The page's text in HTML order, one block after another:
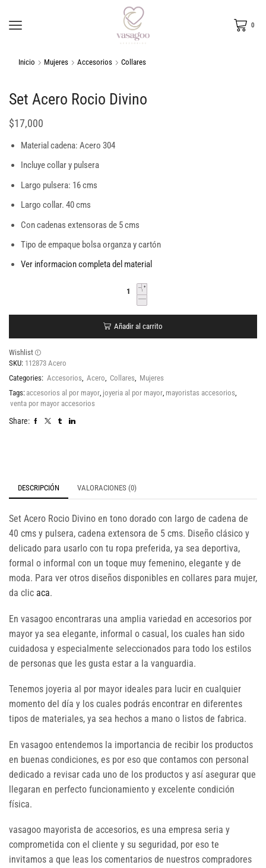
0
Inicio Mujeres Accesorios Collares
Set Acero Rocio Divino
$17,000
Material cadena: Acero 304
Incluye collar y pulsera
Largo pulsera: 16 cms
Largo collar. 40 cms
Con cadenas extensoras de 5 cms
Tipo de empaque bolsa organza y cartón
Ver informacion completa del material
Añadir al carrito
Wishlist
SKU: 112873 Acero
Categories: Accesorios Acero Collares Mujeres
Tags: accesorios al por mayor joyeria al por mayor mayoristas accesorios
venta por mayor accesorios
Share:
DESCRIPCIÓN VALORACIONES (0)
Set Acero Rocio Divino en tono dorado con largo de cadena de
40 cms y pulsera, cadena extensora de 5 cms. Diseño clásico y
delicado para usarlo con tu ropa preferida, ya sea deportiva,
formal o informal con un toque muy femenino, elegante y de
moda. Para ver otros diseños disponibles en collares para mujer,
da clic aca.
En vasagoo encontraras una amplia variedad en accesorios por
mayor ya sea elegante, informal o casual, los cuales han sido
cuidadosa y especialmente seleccionados para todo los estilos
de personas que les gusta estar a la vanguardia.
Tenemos joyeria al por mayor ideales para lucir en cualquier
momento del día y los cuales podrás encontrar en diferentes
tipos de materiales, ya sea hechos a mano o listos de fabrica.
En vasagoo entendemos la importancia de recibir los productos
en buenas condiciones, es por eso que contamos con personal
dedicado a revisar cada uno de los productos y así asegurar que
llegaran en perfecto funcionamiento y excelente condición
física.
vasagoo mayorista de accesorios, es una empresa seria y
comprometida con el cliente y su seguridad, por eso te
invitamos a que leas los comentarios de nuestros compradores